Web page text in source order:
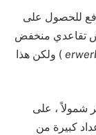
للحصول على
تقاعدي منخفض
) ولكن هذا
شمولاً ، على
كبيرة من